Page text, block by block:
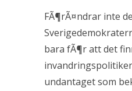
FÃ¶rÃ¤ndrar inte
bara fÃ¶r att det
undantaget som